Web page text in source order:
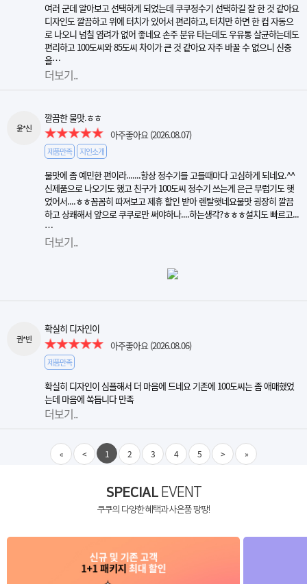
여러 군데 알아보고 선택하게 되었는데 쿠쿠정수기 선택하길 잘 한 것 같아요
디자인도 깔끔하고 위에 터치가 있어서 편리하고, 터치만 하면 한 컵 자동으
로 나오니 넘칠 염려가 없어 좋네요 손주 분유 타는데도 우유통 살균하는데도
편리하고 100도씨와 85도씨 차이가 큰 것 같아요 자주 바꿀 수 없으니 신중
을…
더보기..
윤*신
깔끔한 물맛.ㅎㅎ
아주좋아요(2026.08.07)
제품만족 지인소개
물맛에 좀 예민한 편이라.......항상 정수기를 고를때마다 고심하게 되네요.^^
신제품으로 나오기도 했고 친구가 100도씨 정수기 쓰는게 은근 부럽기도 햇
었어서....ㅎㅎ꼼꼼히 따져보고 제휴 할인 받아 렌탈햇네요물맛 굉장히 깔끔
하고 상쾌해서 앞으로 쿠쿠로만 써야하나....하는생각?ㅎㅎㅎ설치도 빠르고...
…
더보기..
권*빈
확실히 디자인이
아주좋아요(2026.08.06)
제품만족
확실히 디자인이 심플해서 더 마음에 드네요 기존에 100도씨는 좀 애매했었
는데 마음에 쏙듭니다 만족
더보기..
« < 1 2 3 4 5 > »
SPECIALEVENT
쿠쿠의 다양한 혜택과 사은품 팡팡!